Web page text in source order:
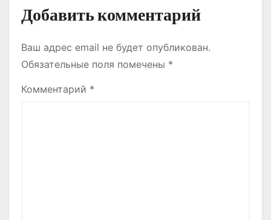
Добавить комментарий
Ваш адрес email не будет опубликован.
Обязательные поля помечены *
Комментарий *